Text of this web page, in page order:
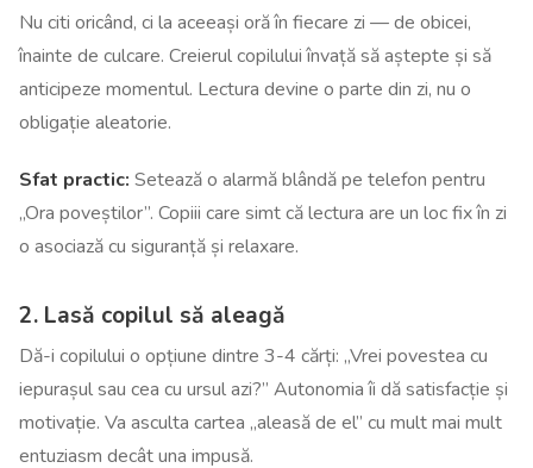
Nu citi oricând, ci la aceeași oră în fiecare zi — de obicei,
înainte de culcare. Creierul copilului învață să aștepte și să
anticipeze momentul. Lectura devine o parte din zi, nu o
obligație aleatorie.
Sfat practic: Setează o alarmă blândă pe telefon pentru
„Ora poveștilor”. Copiii care simt că lectura are un loc fix în zi
o asociază cu siguranță și relaxare.
2. Lasă copilul să aleagă
Dă-i copilului o opțiune dintre 3-4 cărți: „Vrei povestea cu
iepurașul sau cea cu ursul azi?” Autonomia îi dă satisfacție și
motivație. Va asculta cartea „aleasă de el” cu mult mai mult
entuziasm decât una impusă.